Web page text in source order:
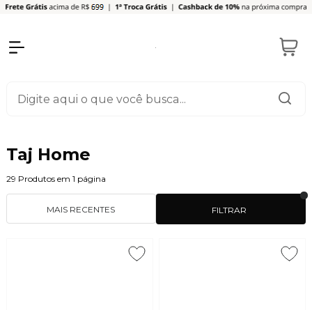
Taj Home
29 Produtos em 1 página
FILTRAR
MAIS RECENTES